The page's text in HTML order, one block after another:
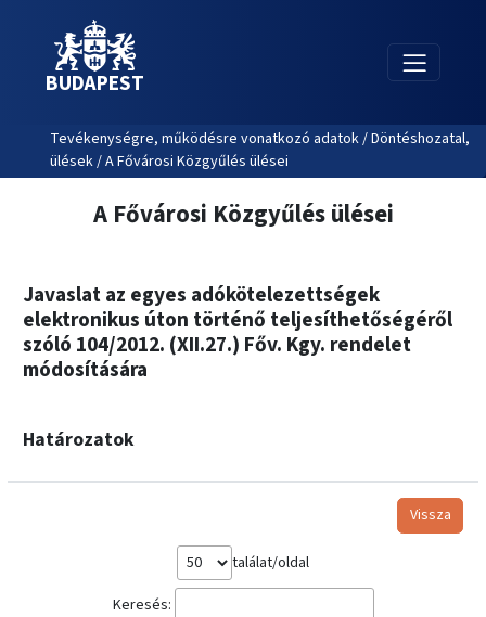
BUDAPEST
Tevékenységre, működésre vonatkozó adatok / Döntéshozatal,
ülések / A Fővárosi Közgyűlés ülései
A Fővárosi Közgyűlés ülései
Javaslat az egyes adókötelezettségek
elektronikus úton történő teljesíthetőségéről
szóló 104/2012. (XII.27.) Főv. Kgy. rendelet
módosítására
Határozatok
Vissza
találat/oldal
Keresés: